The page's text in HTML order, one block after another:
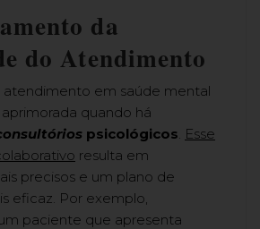
da
do Atendimento
atendimento em saúde mental
quando há
psicológicos. Esse
resulta em
precisos e um plano de
eficaz. Por exemplo,
paciente que apresenta